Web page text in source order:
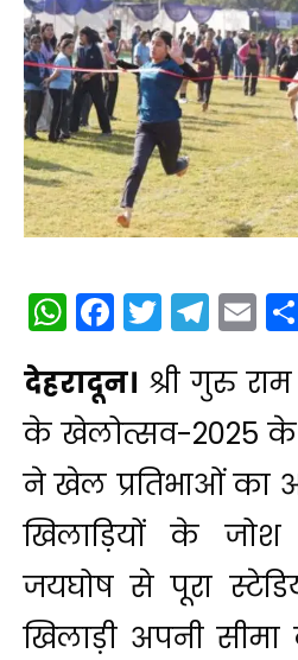
WhatsApp
Facebook
Twitter
देहरादून। श्री गुरु राम
के खेलोत्सव-2025 के
ने खेल प्रतिभाओं का
खिलाड़ियों के
जयघोष से पूरा
खिलाड़ी अपनी सीमा